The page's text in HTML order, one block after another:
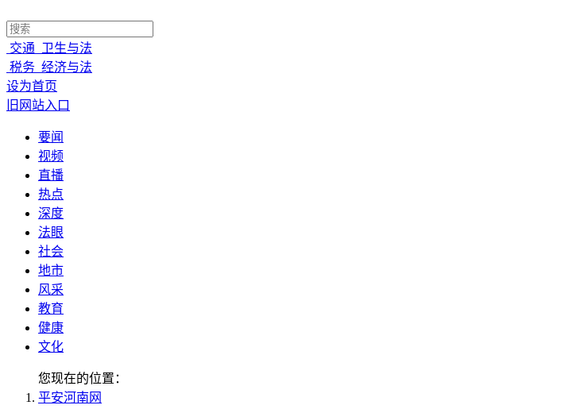
交通 卫生与法
税务 经济与法
设为首页
旧网站入口
要闻
视频
直播
热点
深度
法眼
社会
地市
风采
教育
健康
文化
您现在的位置：
平安河南网